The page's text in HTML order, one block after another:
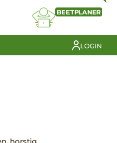
BEETPLANER
LOGIN